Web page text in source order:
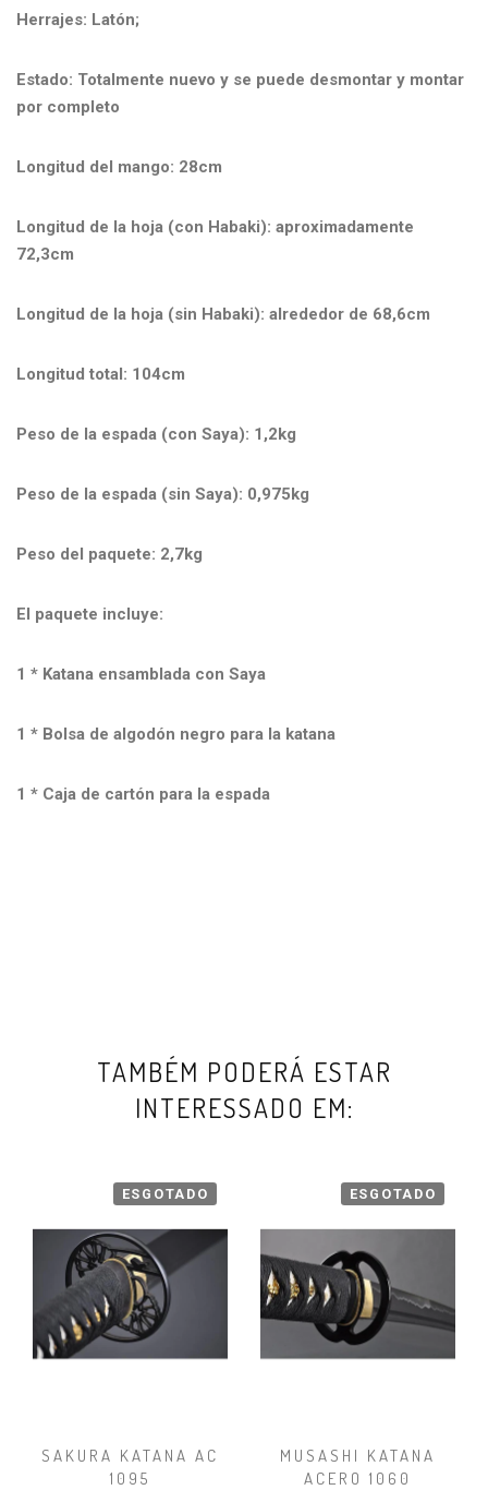
Herrajes: Latón;
Estado: Totalmente nuevo y se puede desmontar y montar
por completo
Longitud del mango: 28cm
Longitud de la hoja (con Habaki): aproximadamente
72,3cm
Longitud de la hoja (sin Habaki): alrededor de 68,6cm
Longitud total: 104cm
Peso de la espada (con Saya): 1,2kg
Peso de la espada (sin Saya): 0,975kg
Peso del paquete: 2,7kg
El paquete incluye:
1 * Katana ensamblada con Saya
1 * Bolsa de algodón negro para la katana
1 * Caja de cartón para la espada
TAMBÉM PODERÁ ESTAR
INTERESSADO EM:
ESGOTADO
SAKURA KATANA AC
1095
ESGOTADO
MUSASHI KATANA
ACERO 1060